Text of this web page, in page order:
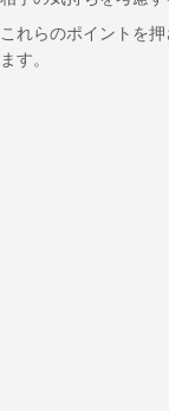
これらのポイントを
ます。